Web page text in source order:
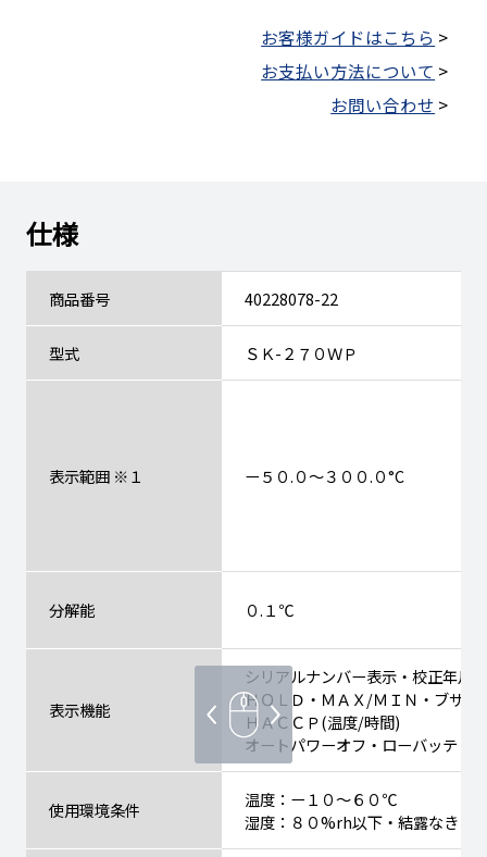
お客様ガイドはこちら >
お支払い方法について >
お問い合わせ >
仕様
商品番号 40228078-22
型式 ＳＫ-２７０ＷＰ
表示範囲 ※１ ー５０.０～３００.０°C
分解能 ０.１℃
表示機能
シリアルナンバー表示・校正年月
ＨＯＬＤ・ＭＡＸ/ＭＩＮ・ブザー
ＨＡＣＣＰ(温度/時間)
オートパワーオフ・ローバッテリ
使用環境条件
温度：ー１０～６０℃
湿度：８０%rh以下・結露なきこ